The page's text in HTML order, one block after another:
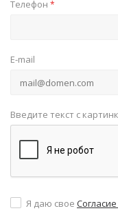
Телефон *
E-mail
Введите текст с
Я даю свое